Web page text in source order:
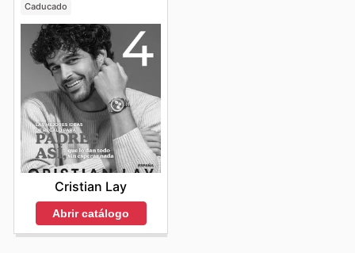
Caducado
Cristian Lay
Abrir catálogo